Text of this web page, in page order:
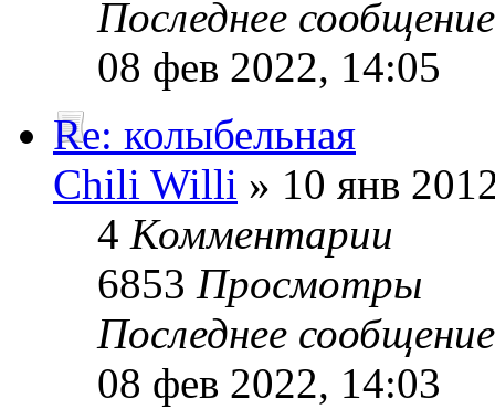
Последнее
08 фев 2022, 14:05
Re: колыбельная
Chili Willi » 10 янв
4 Комментарии
6853 Просмотры
Последнее
08 фев 2022, 14:03